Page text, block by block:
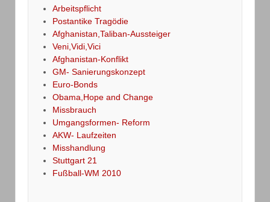
Arbeitspflicht
Postantike Tragödie
Afghanistan,Taliban-Aussteiger
Veni,Vidi,Vici
Afghanistan-Konflikt
GM- Sanierungskonzept
Euro-Bonds
Obama,Hope and Change
Missbrauch
Umgangsformen- Reform
AKW- Laufzeiten
Misshandlung
Stuttgart 21
Fußball-WM 2010